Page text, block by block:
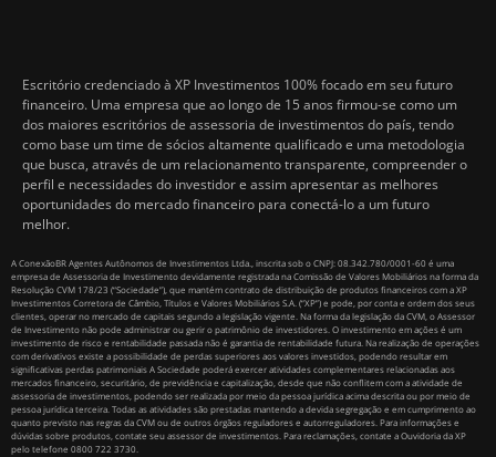
Escritório credenciado à XP Investimentos 100% focado em seu futuro
financeiro. Uma empresa que ao longo de 15 anos firmou-se como um
dos maiores escritórios de assessoria de investimentos do país, tendo
como base um time de sócios altamente qualificado e uma metodologia
que busca, através de um relacionamento transparente, compreender o
perfil e necessidades do investidor e assim apresentar as melhores
oportunidades do mercado financeiro para conectá-lo a um futuro
melhor.
A ConexãoBR Agentes Autônomos de Investimentos Ltda., inscrita sob o CNPJ: 08.342.780/0001-60 é uma
empresa de Assessoria de Investimento devidamente registrada na Comissão de Valores Mobiliários na forma da
Resolução CVM 178/23 (“Sociedade”), que mantém contrato de distribuição de produtos financeiros com a XP
Investimentos Corretora de Câmbio, Títulos e Valores Mobiliários S.A. (“XP”) e pode, por conta e ordem dos seus
clientes, operar no mercado de capitais segundo a legislação vigente. Na forma da legislação da CVM, o Assessor
de Investimento não pode administrar ou gerir o patrimônio de investidores. O investimento em ações é um
investimento de risco e rentabilidade passada não é garantia de rentabilidade futura. Na realização de operações
com derivativos existe a possibilidade de perdas superiores aos valores investidos, podendo resultar em
significativas perdas patrimoniais A Sociedade poderá exercer atividades complementares relacionadas aos
mercados financeiro, securitário, de previdência e capitalização, desde que não conflitem com a atividade de
assessoria de investimentos, podendo ser realizada por meio da pessoa jurídica acima descrita ou por meio de
pessoa jurídica terceira. Todas as atividades são prestadas mantendo a devida segregação e em cumprimento ao
quanto previsto nas regras da CVM ou de outros órgãos reguladores e autorreguladores. Para informações e
dúvidas sobre produtos, contate seu assessor de investimentos. Para reclamações, contate a Ouvidoria da XP
pelo telefone 0800 722 3730.